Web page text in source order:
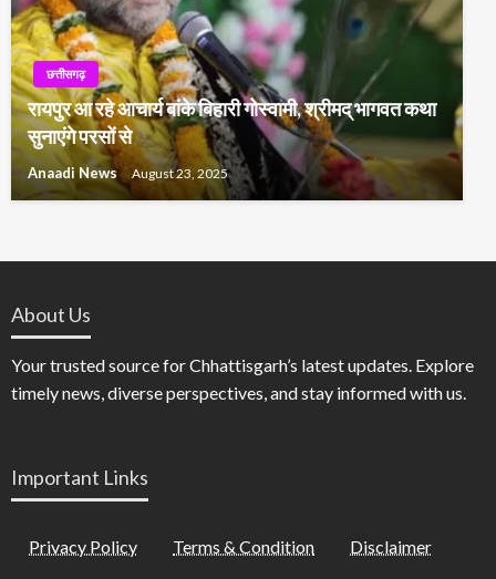
छत्तीसगढ़
रायपुर आ रहे आचार्य बांके बिहारी गोस्वामी, श्रीमद् भागवत कथा
सुनाएंगे परसों से
Anaadi News August 23, 2025
About Us
Your trusted source for Chhattisgarh’s latest updates. Explore
timely news, diverse perspectives, and stay informed with us.
Important Links
Privacy Policy Terms & Condition Disclaimer